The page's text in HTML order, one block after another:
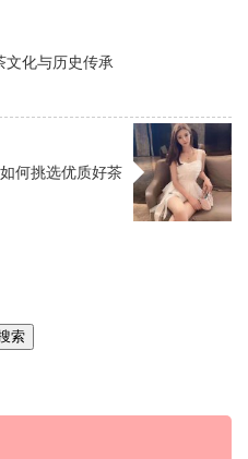
文化与历史传承
何挑选优质好茶
索